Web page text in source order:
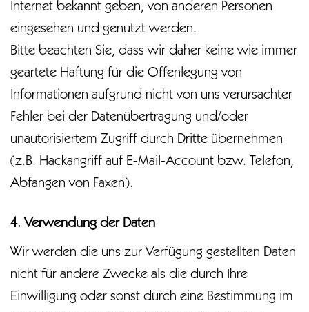
Internet bekannt geben, von anderen Personen
eingesehen und genutzt werden.
Bitte beachten Sie, dass wir daher keine wie immer
geartete Haftung für die Offenlegung von
Informationen aufgrund nicht von uns verursachter
Fehler bei der Datenübertragung und/oder
unautorisiertem Zugriff durch Dritte übernehmen
(z.B. Hackangriff auf E-Mail-Account bzw. Telefon,
Abfangen von Faxen).
4. Verwendung der Daten
Wir werden die uns zur Verfügung gestellten Daten
nicht für andere Zwecke als die durch Ihre
Einwilligung oder sonst durch eine Bestimmung im